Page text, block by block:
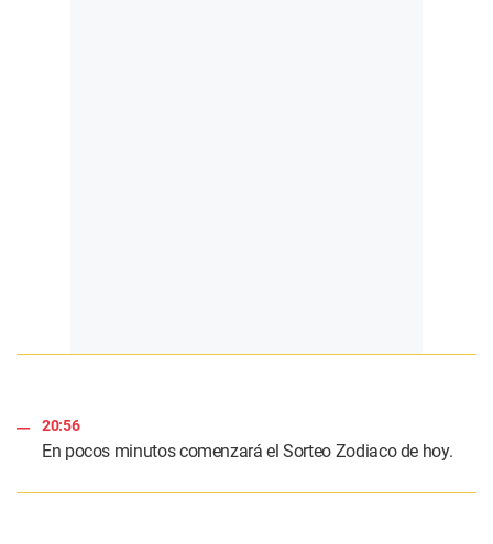
20:56
En pocos minutos comenzará el Sorteo Zodiaco de hoy.